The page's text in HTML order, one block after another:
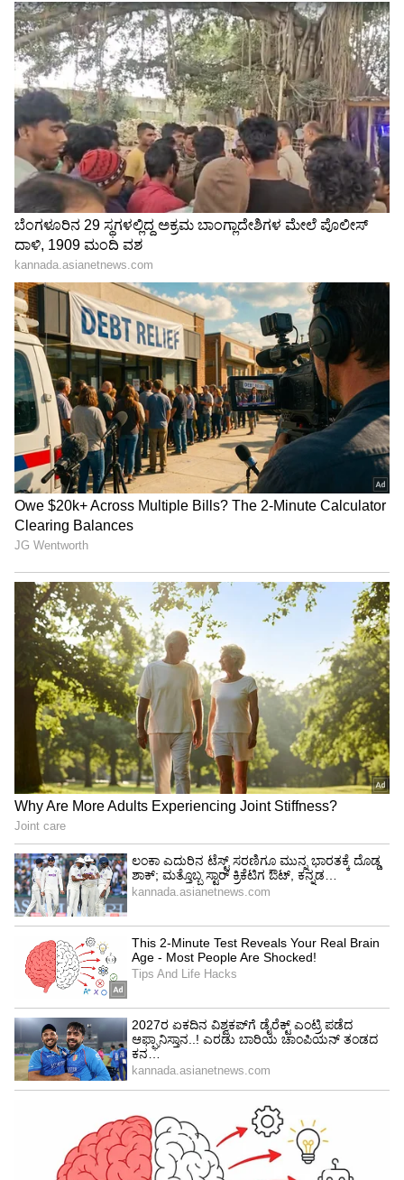
ಎನ್ನುತ್ತಾ ಡಿಕೆ ಶಿವಕುಮಾರ ಹೇಳಿಕೆಯನ್ನ ಪೇಪರ್‌ನಲ್ಲಿ ಓದಿದೆ
ಎಂದು ದೇವೇಗೌಡರು ವ್ಯಂಗ್ಯ ಮಾಡಿದರು.
ರಾಮನಗರಕ್ಕೆ ಹೆಚ್ಚಿನ ಯೋಜನೆ ಕೊಟ್ಟಿದ್ದೇವೆ
'1994ರಲ್ಲಿ ರಾಮನಗರದಲ್ಲಿ ಗೆದ್ದು ಸಾಕಷ್ಟು ಯೋಜನೆ
ಕೊಟ್ಟಿದ್ದೆವು. ನೀರಾವರಿ ಸೇರಿ ಹೆಚ್ಚು ಯೋಜನೆ ರಾಮನಗರ
ಜಿಲ್ಲೆಗೆ ಕೊಟ್ಟಿದ್ದೆವು. ಆ ಕಾಲದಲ್ಲೇ ಕುಮಾರಸ್ವಾಮಿ 250
ಕೋಟಿ ಇಟ್ಟು ನೀರಾವರಿ ಯೋಜನೆ ಅನುಕೂಲ ಆಗುವ
ರೀತಿಯಲ್ಲಿ ಮಾಡಿದ್ದಾರೆ' ಎಂದು ನೆನಪಿಸಿದರು.
ಕುಮಾರಸ್ವಾಮಿ ಹಿಂದೆ ಬಿಡದಿ ಟೌನ್‌ಶಿಪ್ ಮಾಡಿದಾಗ
ಏನಾಯ್ತು?
ಬೆಂಗಳೂರು ವಾಹನ ದಟ್ಟಣೆ ಕಡಿಮೆ ಮಾಡಬೇಕೆಂದು
ಕುಮಾರಸ್ವಾಮಿ ಐದು ಟೌನ್‌ಶಿಪ್ ಮಾಡಲು ತೀರ್ಮಾನ
ಮಾಡಿದ್ದರು. ಮಾಗಡಿ, ಹೊಸಕೋಟೆ ಸೇರಿದಂತೆ ಬೆಂಗಳೂರು
ಅಕ್ಕಪಕ್ಕದಲ್ಲಿ ಟೌನ್‌ಶಿಪ್ ಮಾಡಲು ಮುಂದಾದರು. ಬಿಡದಿ
ಟೌನ್‌ಶಿಪ್‌ಗೆ 400 ಕೋಟಿ ರೂಪಾಯಿ ಡೆಪಾಸಿಟ್ ಕೂಡ
ಮಾಡಲಾಗಿತ್ತು. ಪ್ರಾಜೆಕ್ಟ್ ಸಲ್ಲಿಕೆಯೂ ಆಗಿತ್ತು.